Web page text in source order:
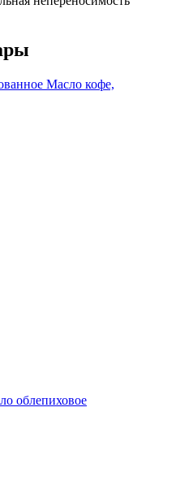
Масло кофе,
облепиховое